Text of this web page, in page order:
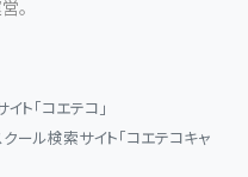
。
ト「コエテコ」
ール検索サイト「コエテコキャ